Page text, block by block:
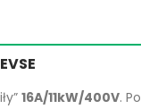
16A/11kW/400V.